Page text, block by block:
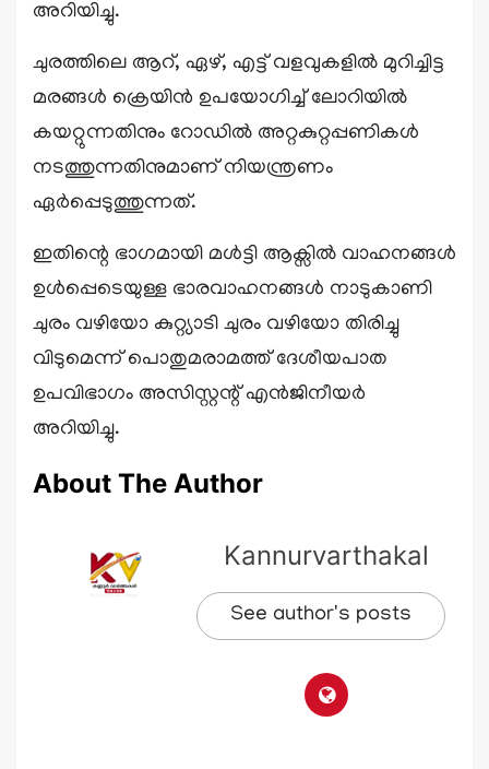
അറിയിച്ചു.
ചുരത്തിലെ ആറ്, ഏഴ്, എട്ട് വളവുകളിൽ മുറിച്ചിട്ട
മരങ്ങൾ ക്രെയിൻ ഉപയോഗിച്ച് ലോറിയിൽ
കയറ്റുന്നതിനും റോഡിൽ അറ്റകുറ്റപ്പണികൾ
നടത്തുന്നതിനുമാണ് നിയന്ത്രണം
ഏർപ്പെടുത്തുന്നത്.
ഇതിന്റെ ഭാഗമായി മൾട്ടി ആക്സിൽ വാഹനങ്ങൾ
ഉൾപ്പെടെയുള്ള ഭാരവാഹനങ്ങൾ നാടുകാണി
ചുരം വഴിയോ കുറ്റ്യാടി ചുരം വഴിയോ തിരിച്ചു
വിടുമെന്ന് പൊതുമരാമത്ത് ദേശീയപാത
ഉപവിഭാഗം അസിസ്റ്റന്റ് എൻജിനീയർ
അറിയിച്ചു.
About The Author
Kannurvarthakal
See author's posts